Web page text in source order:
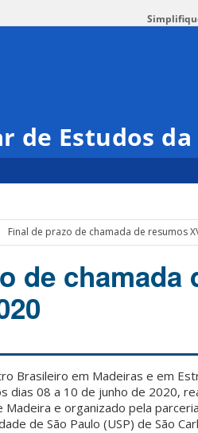
de Estudos
Final de prazo de chamada de resumos
de chamada
Brasileiro em Madeiras e em
dias 08 a 10 de junho de 2020,
e organizado pela
de São Paulo (USP) de São